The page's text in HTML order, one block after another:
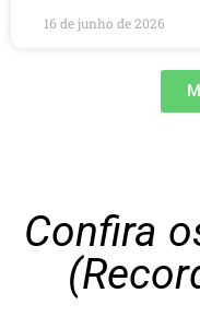
16 de junho de 2026
Confira